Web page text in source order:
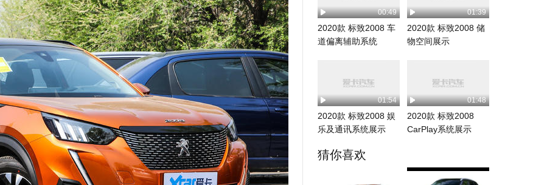
00:49
2020款 标致2008 车
道偏离辅助系统
01:39
2020款 标致2008 储
物空间展示
01:54
2020款 标致2008 娱
乐及通讯系统展示
01:48
2020款 标致2008
CarPlay系统展示
猜你喜欢